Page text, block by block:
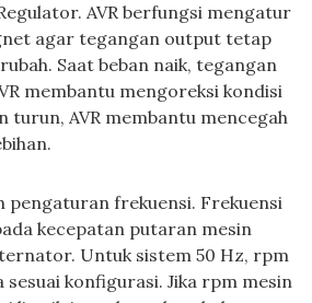
AVR berfungsi mengatur
agar tegangan output tetap
Saat beban naik, tegangan
membantu mengoreksi kondisi
turun, AVR membantu mencegah
pengaturan frekuensi. Frekuensi
kecepatan putaran mesin
Untuk sistem 50 Hz, rpm
konfigurasi. Jika rpm mesin